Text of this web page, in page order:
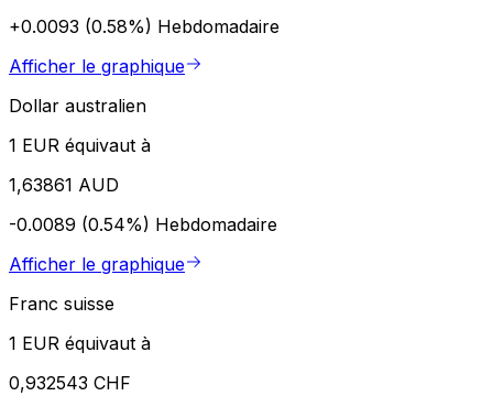
+0.0093 (0.58%) Hebdomadaire
Afficher le graphique
Dollar australien
1 EUR équivaut à
1,63861 AUD
-0.0089 (0.54%) Hebdomadaire
Afficher le graphique
Franc suisse
1 EUR équivaut à
0,932543 CHF